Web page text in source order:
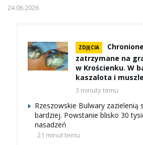
24.06.2026
ZDJĘCIA
zatrzymane na
w Krościenku. W
kaszalota i muszle
3 minuty temu
Rzeszowskie Bulwary zazielenią
bardziej. Powstanie blisko 30
nasadzeń
21 minut temu